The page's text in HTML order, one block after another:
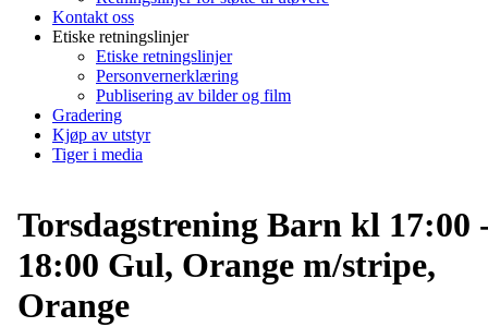
Kontakt oss
Etiske retningslinjer
Etiske retningslinjer
Personvernerklæring
Publisering av bilder og film
Gradering
Kjøp av utstyr
Tiger i media
Torsdagstrening Barn kl 17:00
18:00 Gul, Orange m/stripe,
Orange